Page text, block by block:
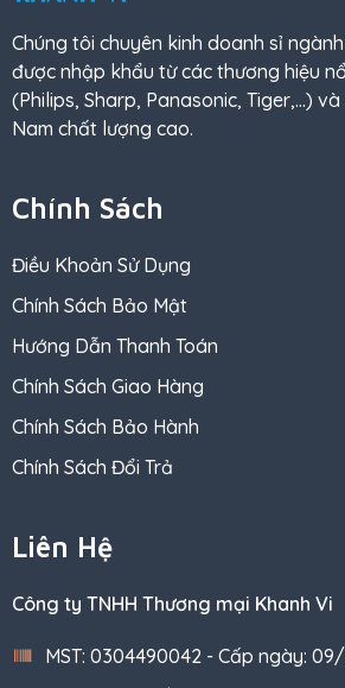
Chúng tôi chuyên kinh doanh sỉ
được nhập khẩu từ các thương hiệu
(Philips, Sharp, Panasonic, Tiger,…)
Nam chất lượng cao.
Chính Sách
Điều Khoản Sử Dụng
Chính Sách Bảo Mật
Hướng Dẫn Thanh Toán
Chính Sách Giao Hàng
Chính Sách Bảo Hành
Chính Sách Đổi Trả
Liên Hệ
Công ty TNHH Thương mại Khanh Vi
MST: 0304490042 - Cấp ngày: